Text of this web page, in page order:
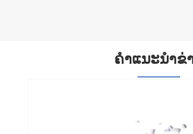
ຄໍາແນະນໍາຂ່